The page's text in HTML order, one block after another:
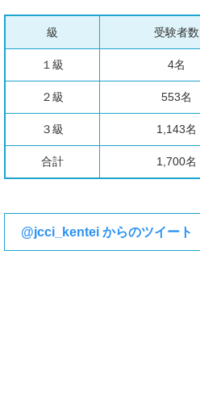
級 受験者数
１級 4名
２級 553名
３級 1,143名
合計 1,700名
@jcci_kentei からのツイート